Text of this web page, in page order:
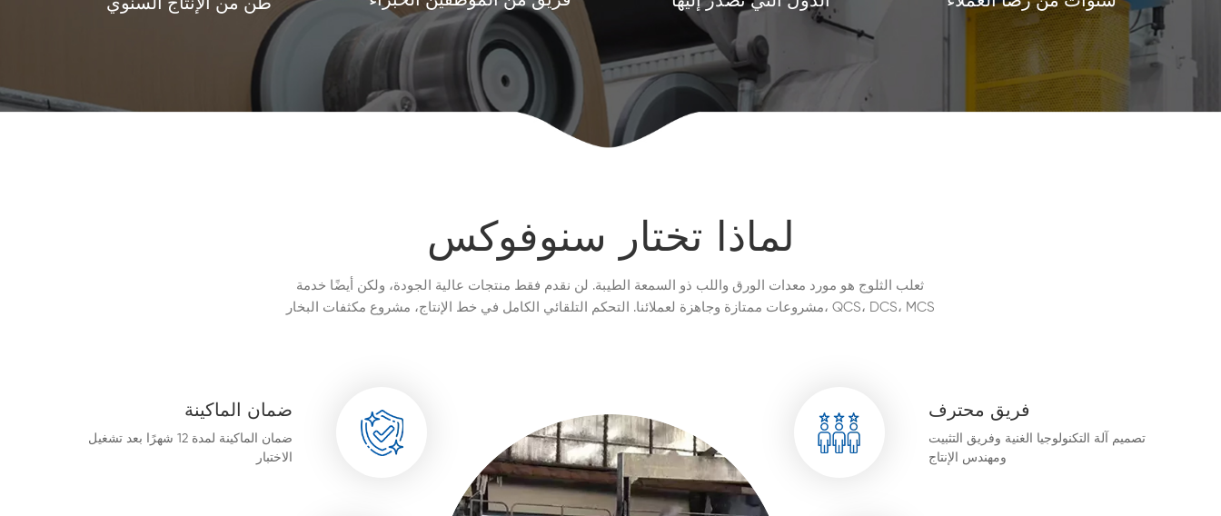
طن من الإنتاج السنوي
لماذا تختار سنوفوكس
ثعلب الثلوج هو مورد معدات الورق واللب ذو السمعة الطيبة. لن نقدم فقط منتجات عالية الجودة، ولكن أيضًا خدمة
مشروعات ممتازة وجاهزة لعملائنا. التحكم التلقائي الكامل في خط الإنتاج، مشروع مكثفات البخار، QCS، DCS، MCS
ضمان الماكينة
ضمان الماكينة لمدة 12 شهرًا بعد تشغيل
الاختبار
فريق محترف
تصميم آلة التكنولوجيا الغنية وفريق التثبيت
ومهندس الإنتاج